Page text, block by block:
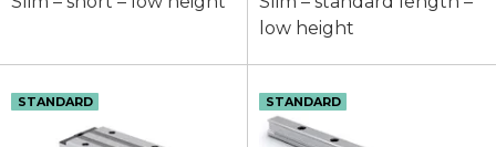
low height
STANDARD STANDARD